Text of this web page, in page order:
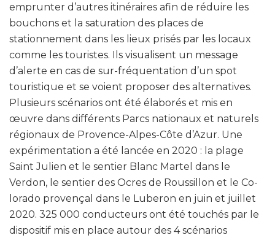
emprunter d’autres itinéraires afin de réduire les
bouchons et la saturation des places de
stationnement dans les lieux prisés par les locaux
comme les touristes. Ils visualisent un message
d’alerte en cas de sur-fréquentation d’un spot
touristique et se voient proposer des alternatives.
Plusieurs scénarios ont été élaborés et mis en
œuvre dans différents Parcs nationaux et naturels
régionaux de Provence-Alpes-Côte d’Azur. Une
expérimentation a été lancée en 2020 : la plage
Saint Julien et le sentier Blanc Martel dans le
Verdon, le sentier des Ocres de Roussillon et le Co-
lorado provençal dans le Luberon en juin et juillet
2020. 325 000 conducteurs ont été touchés par le
dispositif mis en place autour des 4 scénarios